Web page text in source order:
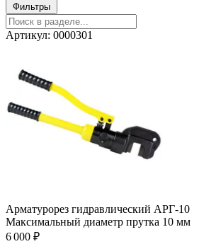
Фильтры
Артикул: 0000301
Арматурорез гидравлический АРГ-10
Максимальный диаметр прутка 10 мм
6 000 ₽